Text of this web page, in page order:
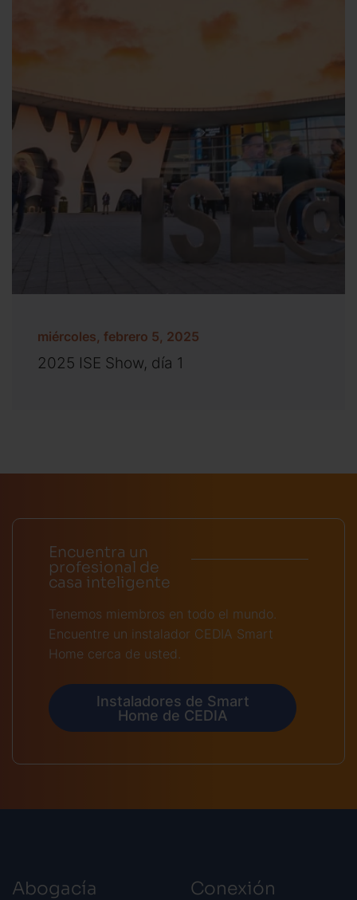
miércoles, febrero 5, 2025
2025 ISE Show, día 1
Encuentra un
profesional de
casa inteligente
Tenemos miembros en todo el mundo.
Encuentre un instalador CEDIA Smart
Home cerca de usted.
Instaladores de Smart
Home de CEDIA
Abogacía Conexión